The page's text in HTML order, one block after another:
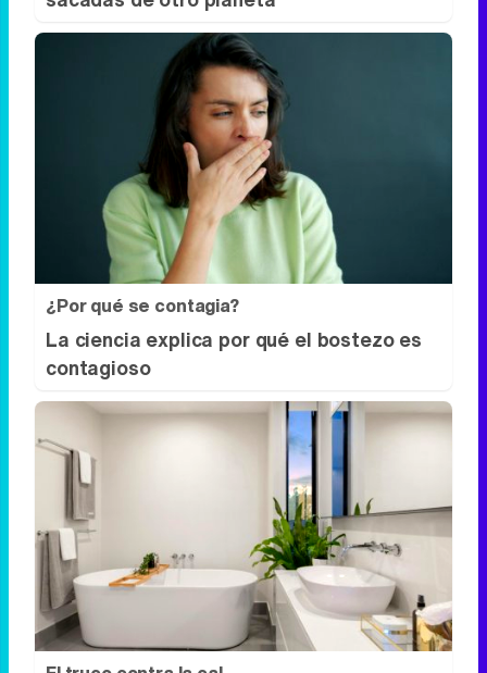
¿Sabías que existen?
Estas criaturas existen y parecen
sacadas de otro planeta
¿Por qué se contagia?
La ciencia explica por qué el bostezo es
contagioso